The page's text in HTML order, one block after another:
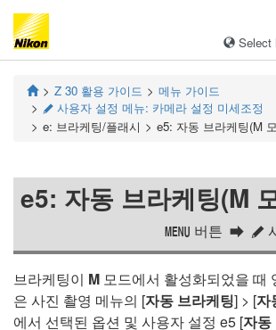
Select
Z 30 활용 가이드 메뉴 가이드
A 사용자 설정 메뉴: 카메라 설정 미세조정
e: 브라케팅/플래시
e5: 자동 브라케팅(M
e5: 자동 브라케팅(M
G 버튼 A
브라케팅이 M 모드에서 활성화되었을 때
은 사진 촬영 메뉴의 [자동 브라케팅] > [자
에서 선택된 옵션 및 사용자 설정 e5 [자동